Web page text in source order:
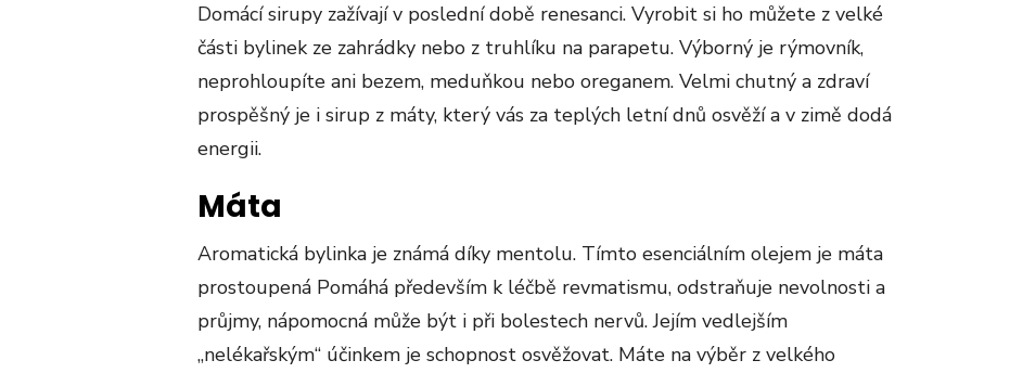
Domácí sirupy zažívají v poslední době renesanci. Vyrobit si ho můžete z velké
části bylinek ze zahrádky nebo z truhlíku na parapetu. Výborný je rýmovník,
neprohloupíte ani bezem, meduňkou nebo oreganem. Velmi chutný a zdraví
prospěšný je i sirup z máty, který vás za teplých letní dnů osvěží a v zimě dodá
energii.
Máta
Aromatická bylinka je známá díky mentolu. Tímto esenciálním olejem je máta
prostoupená Pomáhá především k léčbě revmatismu, odstraňuje nevolnosti a
průjmy, nápomocná může být i při bolestech nervů. Jejím vedlejším
„nelékařským“ účinkem je schopnost osvěžovat. Máte na výběr z velkého